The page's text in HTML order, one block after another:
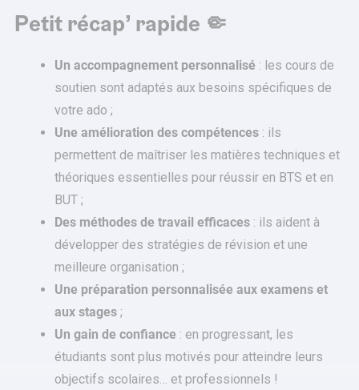
Petit récap’ rapide 🤏
Un accompagnement personnalisé : les cours de
soutien sont adaptés aux besoins spécifiques de
votre ado ;
Une amélioration des compétences : ils
permettent de maîtriser les matières techniques et
théoriques essentielles pour réussir en BTS et en
BUT ;
Des méthodes de travail efficaces : ils aident à
développer des stratégies de révision et une
meilleure organisation ;
Une préparation personnalisée aux examens et
aux stages ;
Un gain de confiance : en progressant, les
étudiants sont plus motivés pour atteindre leurs
objectifs scolaires… et professionnels !